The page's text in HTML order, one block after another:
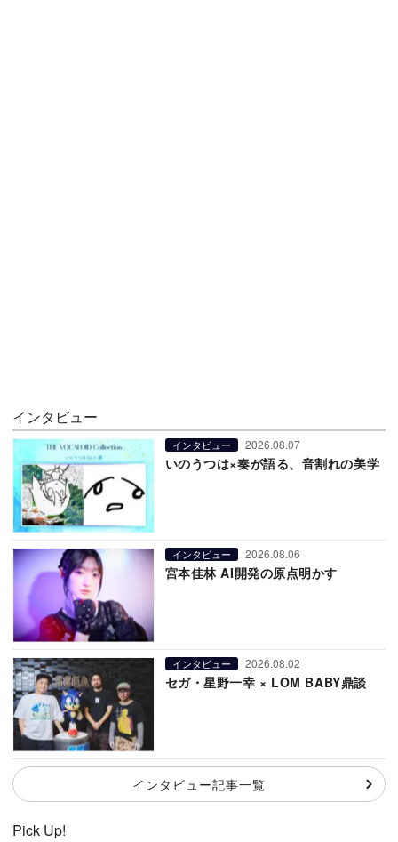
インタビュー
インタビュー 2026.08.07
いのうつは×奏が語る、音割れの美学
インタビュー 2026.08.06
宮本佳林 AI開発の原点明かす
インタビュー 2026.08.02
セガ・星野一幸 × LOM BABY鼎談
インタビュー記事一覧
Pick Up!